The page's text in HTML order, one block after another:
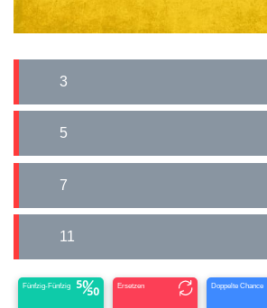
3
5
7
11
Fünfzig-Fünfzig Ersetzen Doppelte Chance